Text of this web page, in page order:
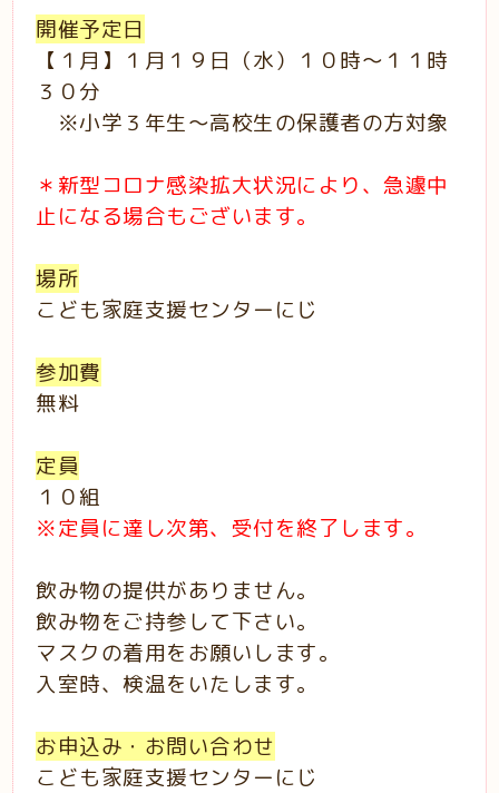
開催予定日
【１月】１月１９日（水）１０時～１１時
３０分
※小学３年生～高校生の保護者の方対象
＊新型コロナ感染拡大状況により、急遽中
止になる場合もございます。
場所
こども家庭支援センターにじ
参加費
無料
定員
１０組
※定員に達し次第、受付を終了します。
飲み物の提供がありません。
飲み物をご持参して下さい。
マスクの着用をお願いします。
入室時、検温をいたします。
お申込み・お問い合わせ
こども家庭支援センターにじ